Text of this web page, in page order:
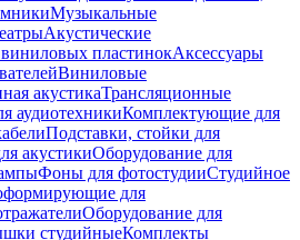
Музыкальные
Акустические
пластинокАксессуары
Виниловые
акустикаТрансляционные
аудиотехникиКомплектующие для
Подставки, стойки для
акустикиОборудование для
Фоны для фотостудииСтудийное
для
Оборудование для
студийныеКомплекты